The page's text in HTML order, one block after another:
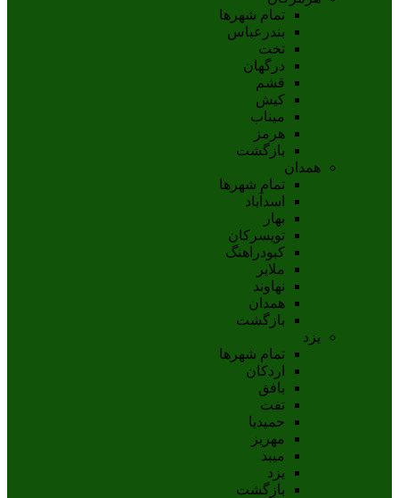
تمام شهر‌ها
بندرعباس
تخت
درگهان
قشم
کيش
ميناب
هرمز
بازگشت
همدان
تمام شهر‌ها
اسدآباد
بهار
تويسرکان
کبودراهنگ
ملاير
نهاوند
همدان
بازگشت
یزد
تمام شهر‌ها
اردکان
بافق
تفت
حميديا
مهریز
ميبد
يزد
بازگشت